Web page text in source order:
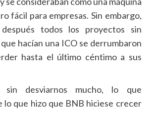
fácil para empresas. Sin embargo,
todos los proyectos sin
hacían una ICO se derrumbaron
hasta el último céntimo a sus
sin desviarnos mucho, lo que
lo que hizo que BNB hiciese crecer